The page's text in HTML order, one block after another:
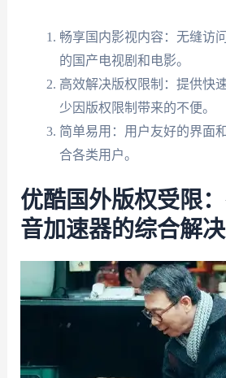
畅享国内影视内容：无缝访
的国产电视剧和电影。
高效解决版权限制：提供快
少因版权限制带来的不便。
简单易用：用户友好的界面
合各类用户。
优酷国外版权受限
音加速器的综合解决